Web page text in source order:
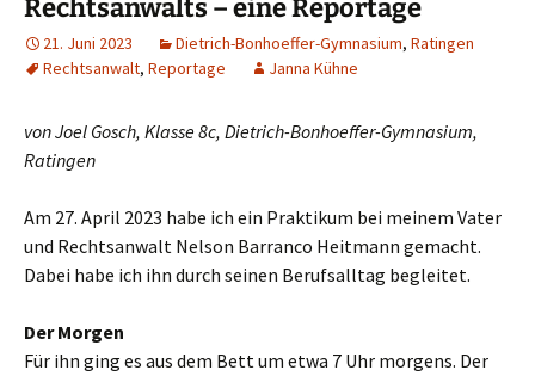
Rechtsanwalts – eine Reportage
21. Juni 2023 Dietrich-Bonhoeffer-Gymnasium, Ratingen
Rechtsanwalt, Reportage Janna Kühne
von Joel Gosch, Klasse 8c, Dietrich-Bonhoeffer-Gymnasium,
Ratingen
Am 27. April 2023 habe ich ein Praktikum bei meinem Vater
und Rechtsanwalt Nelson Barranco Heitmann gemacht.
Dabei habe ich ihn durch seinen Berufsalltag begleitet.
Der Morgen
Für ihn ging es aus dem Bett um etwa 7 Uhr morgens. Der